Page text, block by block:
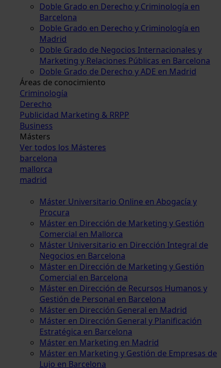
Doble Grado en Derecho y Criminología en
Barcelona
Doble Grado en Derecho y Criminología en
Madrid
Doble Grado de Negocios Internacionales y
Marketing y Relaciones Públicas en Barcelona
Doble Grado de Derecho y ADE en Madrid
Áreas de conocimiento
Criminología
Derecho
Publicidad Marketing & RRPP
Business
Másters
Ver todos los Másteres
barcelona
mallorca
madrid
Máster Universitario Online en Abogacía y
Procura
Máster en Dirección de Marketing y Gestión
Comercial en Mallorca
Máster Universitario en Dirección Integral de
Negocios en Barcelona
Máster en Dirección de Marketing y Gestión
Comercial en Barcelona
Máster en Dirección de Recursos Humanos y
Gestión de Personal en Barcelona
Máster en Dirección General en Madrid
Máster en Dirección General y Planificación
Estratégica en Barcelona
Máster en Marketing en Madrid
Máster en Marketing y Gestión de Empresas de
Lujo en Barcelona